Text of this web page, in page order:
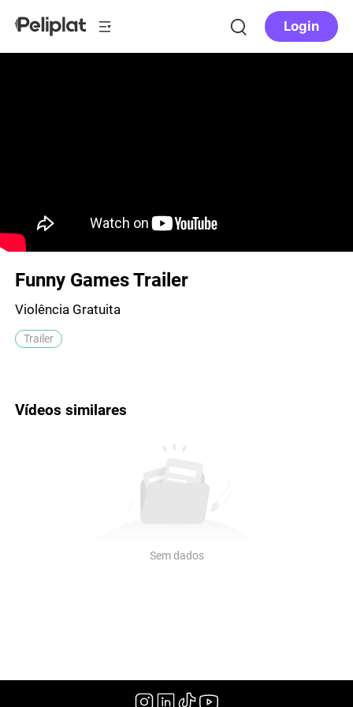
Login
Funny Games Trailer
Violência Gratuita
Trailer
Vídeos similares
Sem dados